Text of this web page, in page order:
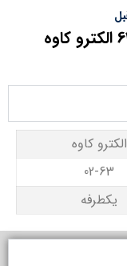
الکترو کاوه
02-63
یکطرفه